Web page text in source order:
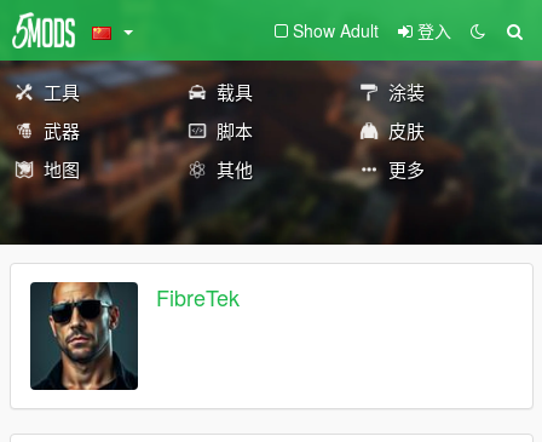
Show Adult 登入
工具 载具
涂装
武器
脚本
皮肤
地图
其他 更多
FibreTek